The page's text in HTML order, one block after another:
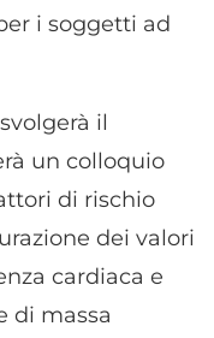
i soggetti ad
il
un colloquio
di rischio
dei valori
cardiaca e
di massa